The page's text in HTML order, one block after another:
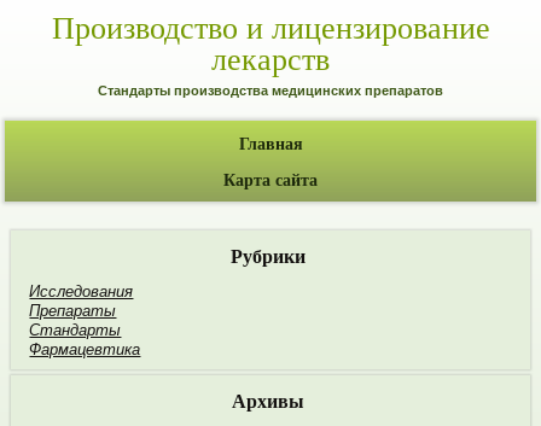
Производство и лицензирование
лекарств
Стандарты производства медицинских препаратов
Главная
Карта сайта
Рубрики
Исследования
Препараты
Стандарты
Фармацевтика
Архивы